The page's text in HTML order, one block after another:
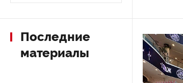
По решению Путина в России
будут мониторить цены
Последние
материалы